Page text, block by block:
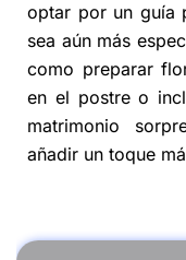
optar por un guía
sea aún más
como preparar
en el postre o
matrimonio
añadir un toque